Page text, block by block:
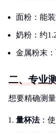
面粉：能
奶粉：约
金属粉末
二、专业
想要精确测
量杯法：